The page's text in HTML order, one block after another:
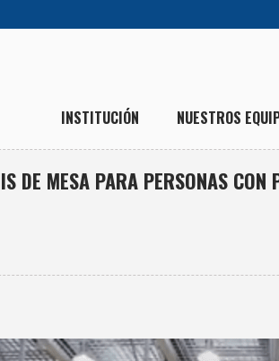
INSTITUCIÓN NUESTROS
DE MESA PARA PERSONAS